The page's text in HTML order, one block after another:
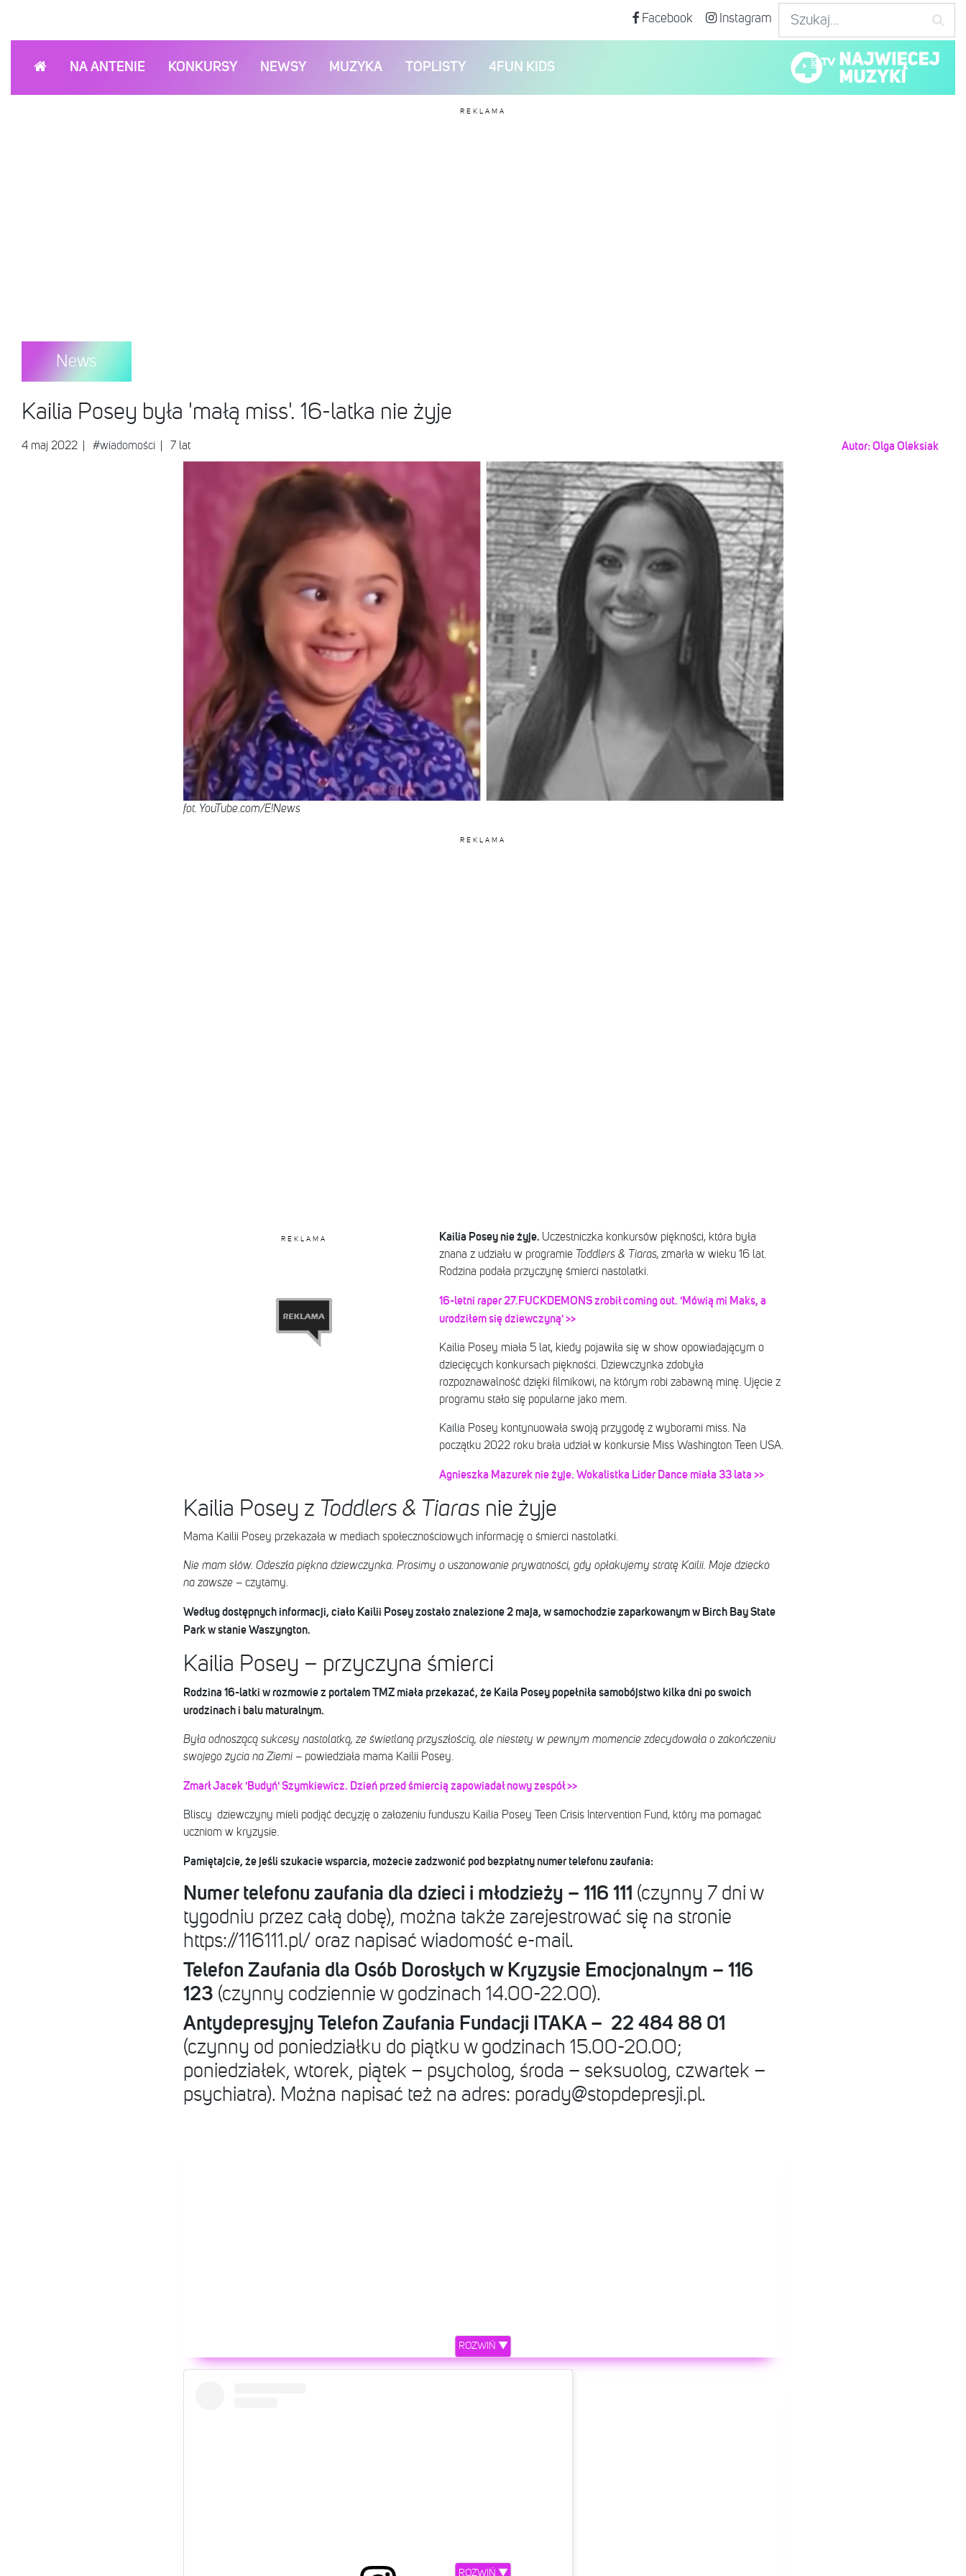
Facebook Instagram
NA ANTENIE KONKURSY NEWSY MUZYKA TOPLISTY 4FUN KIDS
REKLAMA
News
Kailia Posey była 'małą miss'. 16-latka nie żyje
4 maj 2022 #wiadomości | 7 lat Autor: Olga Oleksiak
fot. YouTube.com/E!News
REKLAMA
REKLAMA Kailia Posey nie żyje. Uczestniczka konkursów piękności, która była
znana z udziału w programieToddlers & Tiaras, zmarła w wieku 16 lat.
Rodzina podała przyczynę śmierci nastolatki.
16-letni raper 27.FUCKDEMONS zrobił coming out. 'Mówią mi Maks, a
urodziłem się dziewczyną' >>
Kailia Posey miała 5 lat, kiedy pojawiła się w show opowiadającym o
dziecięcych konkursach piękności. Dziewczynka zdobyła
rozpoznawalność dzięki filmikowi, na którym robi zabawną minę. Ujęcie z
programu stało się popularne jako mem.
Kailia Posey kontynuowała swoją przygodę z wyborami miss. Na
początku 2022 roku brała udział w konkursie Miss Washington Teen USA.
Agnieszka Mazurek nie żyje. Wokalistka Lider Dance miała 33 lata >>
Kailia Posey z Toddlers & Tiaras nie żyje
Mama Kailii Posey przekazała w mediach społecznościowych informację o śmierci nastolatki.
Nie mam słów. Odeszła piękna dziewczynka. Prosimy o uszanowanie prywatności, gdy opłakujemy stratę Kailii. Moje dziecko
na zawsze– czytamy.
Według dostępnych informacji, ciało Kailii Posey zostało znalezione 2 maja, w samochodzie zaparkowanym w Birch Bay State
Park w stanie Waszyngton.
Kailia Posey – przyczyna śmierci
Rodzina 16-latki w rozmowie z portalem TMZ miała przekazać, że Kaila Posey popełniła samobójstwo kilka dni po swoich
urodzinach i balu maturalnym.
Była odnoszącą sukcesy nastolatką, ze świetlaną przyszłością, ale niestety w pewnym momencie zdecydowała o zakończeniu
swojego życia na Ziemi– powiedziała mama Kailii Posey.
Zmarł Jacek 'Budyń' Szymkiewicz. Dzień przed śmiercią zapowiadał nowy zespół >>
Bliscy dziewczyny mieli podjąć decyzję o założeniu funduszu Kailia Posey Teen Crisis Intervention Fund, który ma pomagać
uczniom w kryzysie.
Pamiętajcie, że jeśli szukacie wsparcia, możecie zadzwonić pod bezpłatny numer telefonu zaufania:
Numer telefonu zaufania dla dzieci i młodzieży – 116 111 (czynny 7 dni w
tygodniu przez całą dobę), można także zarejestrować się na stronie
https://116111.pl/ oraz napisać wiadomość e-mail.
Telefon Zaufania dla Osób Dorosłych w Kryzysie Emocjonalnym – 116
123 (czynny codziennie w godzinach 14.00-22.00).
Antydepresyjny Telefon Zaufania Fundacji ITAKA – 22 484 88 01
(czynny od poniedziałku do piątku w godzinach 15.00-20.00;
poniedziałek, wtorek, piątek – psycholog, środa – seksuolog, czwartek –
psychiatra). Można napisać też na adres: porady@stopdepresji.pl.
ROZWIŃ ▼
ROZWIŃ ▼